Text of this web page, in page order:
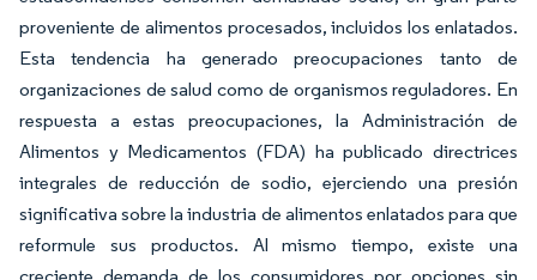
proveniente de alimentos procesados, incluidos los enlatados.
Esta tendencia ha generado preocupaciones tanto de
organizaciones de salud como de organismos reguladores. En
respuesta a estas preocupaciones, la Administración de
Alimentos y Medicamentos (FDA) ha publicado directrices
integrales de reducción de sodio, ejerciendo una presión
significativa sobre la industria de alimentos enlatados para que
reformule sus productos. Al mismo tiempo, existe una